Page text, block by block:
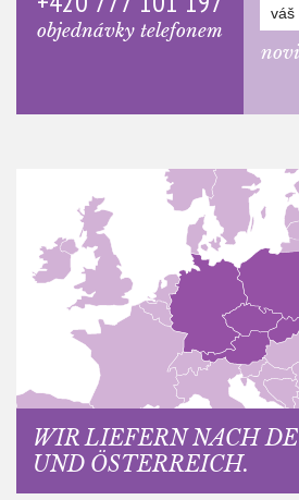
objednávky telefonem
WIR LIEFERN NACH
UND ÖSTERREICH.